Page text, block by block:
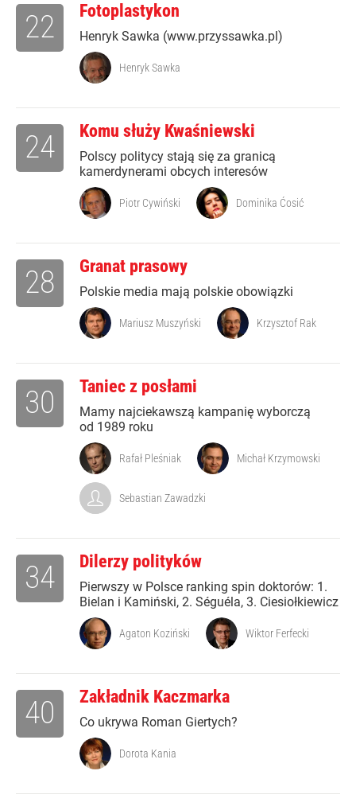
Fotoplastykon
Henryk Sawka (www.przyssawka.pl)
22
Henryk Sawka
Komu służy Kwaśniewski
Polscy politycy stają się za granicą
kamerdynerami obcych interesów
24
Piotr Cywiński Dominika Ćosić
Granat prasowy
Polskie media mają polskie obowiązki
28
Mariusz Muszyński Krzysztof Rak
Taniec z posłami
Mamy najciekawszą kampanię wyborczą
od 1989 roku
30
Rafał Pleśniak Michał Krzymowski
Sebastian Zawadzki
Dilerzy polityków
Pierwszy w Polsce ranking spin doktorów: 1.
Bielan i Kamiński, 2. Séguéla, 3. Ciesiołkiewicz
34
Agaton Koziński Wiktor Ferfecki
Zakładnik Kaczmarka
Co ukrywa Roman Giertych?
40
Dorota Kania